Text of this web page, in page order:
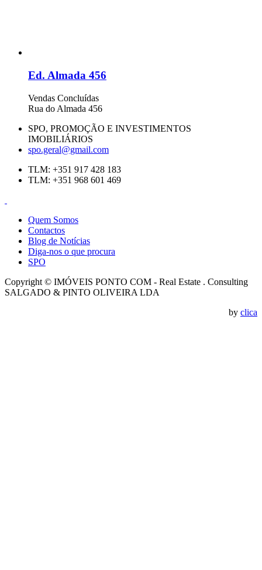
Ed. Almada 456
Vendas Concluídas
Rua do Almada 456
SPO, PROMOÇÃO E INVESTIMENTOS
IMOBILIÁRIOS
spo.geral@gmail.com
TLM: +351 917 428 183
TLM: +351 968 601 469
Quem Somos
Contactos
Blog de Notícias
Diga-nos o que procura
SPO
Copyright © IMÓVEIS PONTO COM - Real Estate . Consulting
SALGADO & PINTO OLIVEIRA LDA
by clica